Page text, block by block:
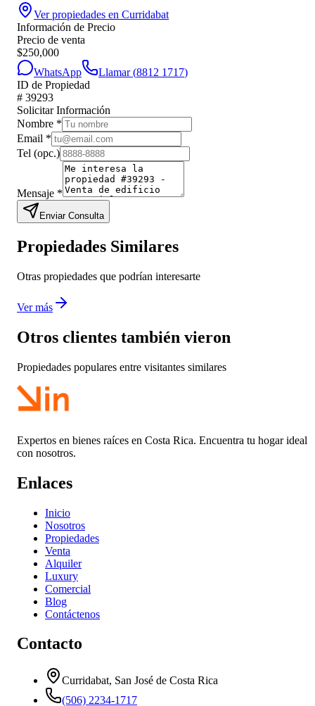
Ver propiedades en Curridabat
Información de Precio
Precio de venta
$250,000
WhatsApp
Llamar (8812 1717)
ID de Propiedad
# 39293
Solicitar Información
Nombre *
Email *
Tel (opc.)
Mensaje *
Enviar Consulta
Propiedades Similares
Otras propiedades que podrían interesarte
Ver más
Otros clientes también vieron
Propiedades populares entre visitantes similares
Expertos en bienes raíces en Costa Rica. Encuentra tu hogar ideal
con nosotros.
Enlaces
Inicio
Nosotros
Propiedades
Venta
Alquiler
Luxury
Comercial
Blog
Contáctenos
Contacto
Curridabat, San José de Costa Rica
(506) 2234-1717